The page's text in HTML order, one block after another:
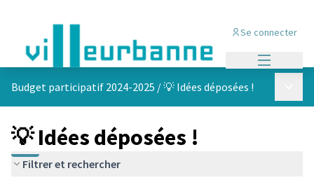
Se connecter
Budget participatif 2024-2025 /💡 Idées déposées !
💡 Idées déposées !
Filtrer et rechercher